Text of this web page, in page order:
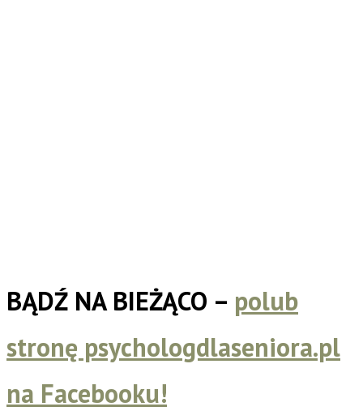
BĄDŹ NA BIEŻĄCO – polub
stronę psychologdlaseniora.pl
na Facebooku!